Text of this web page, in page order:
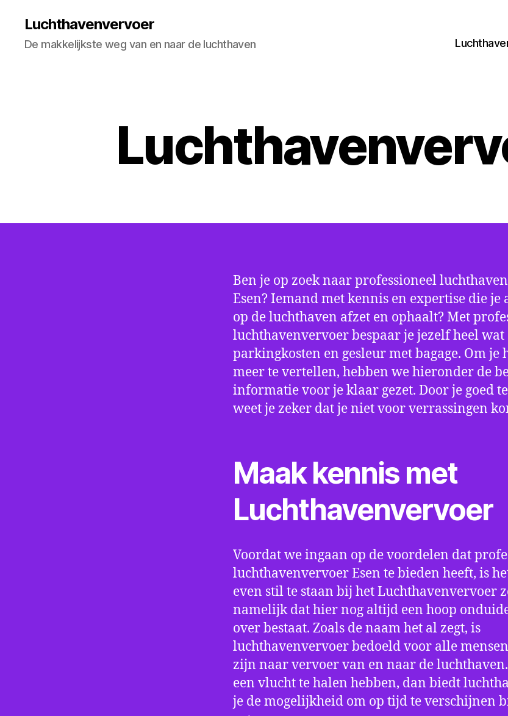
Luchthavenvervoer
De makkelijkste weg van en naar de luchthaven
Ben je op zoek naar professioneel
Esen? Iemand met kennis en expertise die
op de luchthaven afzet en ophaalt? Met
luchthavenvervoer bespaar je jezelf heel wat
parkingkosten en gesleur met bagage. Om je
meer te vertellen, hebben we hieronder de
informatie voor je klaar gezet. Door je goed
weet je zeker dat je niet voor verrassingen
Maak kennis met
Luchthavenvervoer
Voordat we ingaan op de voordelen dat
luchthavenvervoer Esen te bieden heeft, is
even stil te staan bij het Luchthavenvervoer
namelijk dat hier nog altijd een hoop
over bestaat. Zoals de naam het al zegt, is
luchthavenvervoer bedoeld voor alle
zijn naar vervoer van en naar de
een vlucht te halen hebben, dan biedt
je de mogelijkheid om op tijd te verschijnen